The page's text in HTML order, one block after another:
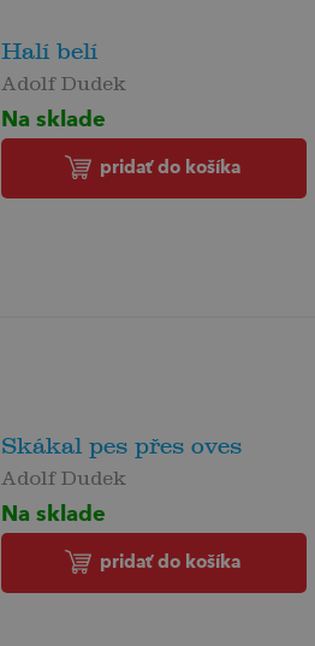
Halí belí
Adolf Dudek
Na sklade
pridať do košíka
Skákal pes přes oves
Adolf Dudek
Na sklade
pridať do košíka